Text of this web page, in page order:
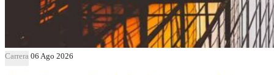
Carrera 06 Ago 2026